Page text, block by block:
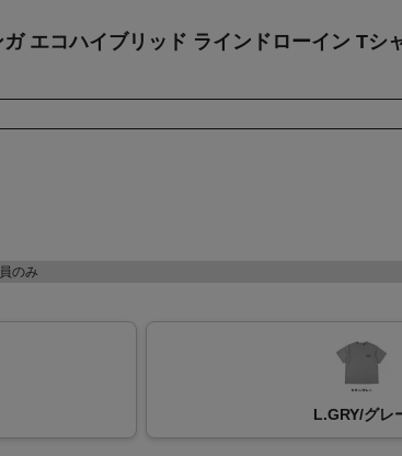
ガ エコハイブリッド ラインドローイン T
のみ
L.GRY/グレ